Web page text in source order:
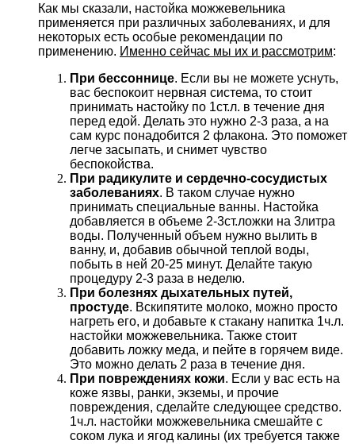
Как мы сказали, настойка можжевельника
применяется при различных заболеваниях, и для
некоторых есть особые рекомендации по
применению. Именно сейчас мы их и рассмотрим:
При бессоннице. Если вы не можете уснуть,
вас беспокоит нервная система, то стоит
принимать настойку по 1ст.л. в течение дня
перед едой. Делать это нужно 2-3 раза, а на
сам курс понадобится 2 флакона. Это поможет
легче засыпать, и снимет чувство
беспокойства.
При радикулите и сердечно-сосудистых
заболеваниях. В таком случае нужно
принимать специальные ванны. Настойка
добавляется в объеме 2-3ст.ложки на 3литра
воды. Полученный объем нужно вылить в
ванну, и, добавив обычной теплой воды,
побыть в ней 20-25 минут. Делайте такую
процедуру 2-3 раза в неделю.
При болезнях дыхательных путей,
простуде. Вскипятите молоко, можно просто
нагреть его, и добавьте к стакану напитка 1ч.л.
настойки можжевельника. Также стоит
добавить ложку меда, и пейте в горячем виде.
Это можно делать 2 раза в течение дня.
При повреждениях кожи. Если у вас есть на
коже язвы, ранки, экземы, и прочие
повреждения, сделайте следующее средство.
1ч.л. настойки можжевельника смешайте с
соком лука и ягод калины (их требуется также